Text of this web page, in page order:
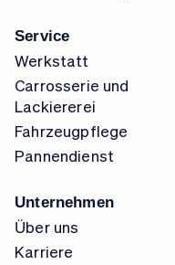
Service
Werkstatt
Carrosserie und
Lackiererei
Fahrzeugpflege
Pannendienst
Unternehmen
Über uns
Karriere